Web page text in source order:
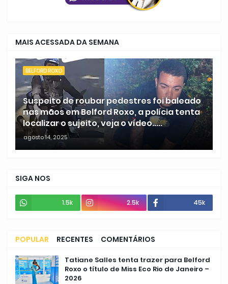
MAIS ACESSADA DA SEMANA
BELFORD ROXO
Suspeito de roubar pedestres foi baleado
nas mãos em Belford Roxo, a polícia tenta
localizar o sujeito, veja o vídeo.....
agosto 14, 2025
SIGA NOS
1.5k 2.5k 45k
POPULAR RECENTES COMENTÁRIOS
Tatiane Salles tenta trazer para Belford
Roxo o título de Miss Eco Rio de Janeiro –
2026